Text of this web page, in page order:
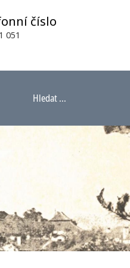
číslo
051